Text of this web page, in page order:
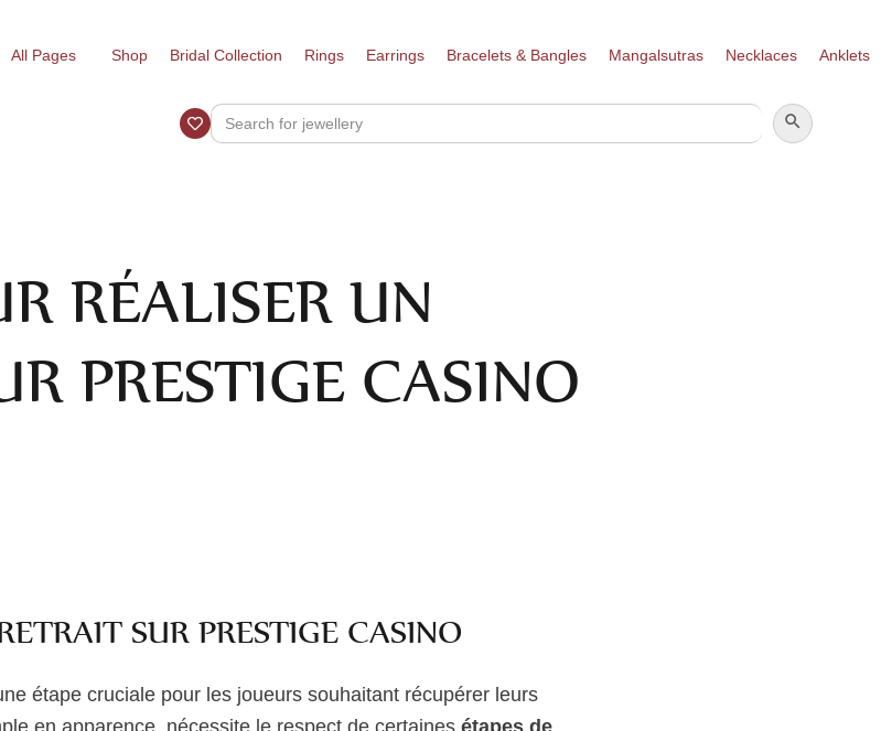
All Pages Shop Bridal Collection Rings Earrings Bracelets & Bangles Mangalsutras Necklaces Anklets
SEARCH
FOR:
SEARCH BUTTON
RÉALISER UN
PRESTIGE CASINO
SUR PRESTIGE CASINO
étape cruciale pour les joueurs souhaitant récupérer leurs